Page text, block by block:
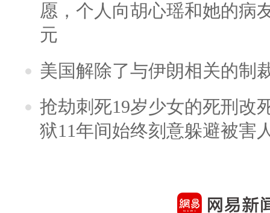
愿，个人向胡心瑶和她的病
元
美国解除了与伊朗相关的制
抢劫刺死19岁少女的死刑改
狱11年间始终刻意躲避被害